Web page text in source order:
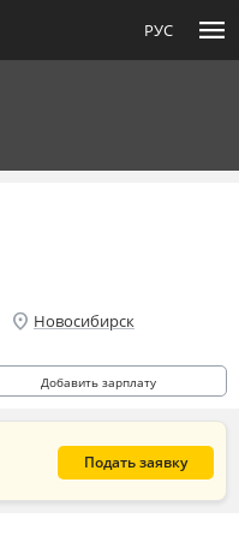
РУС menu
location_on Новосибирск
Добавить зарплату
Подать заявку